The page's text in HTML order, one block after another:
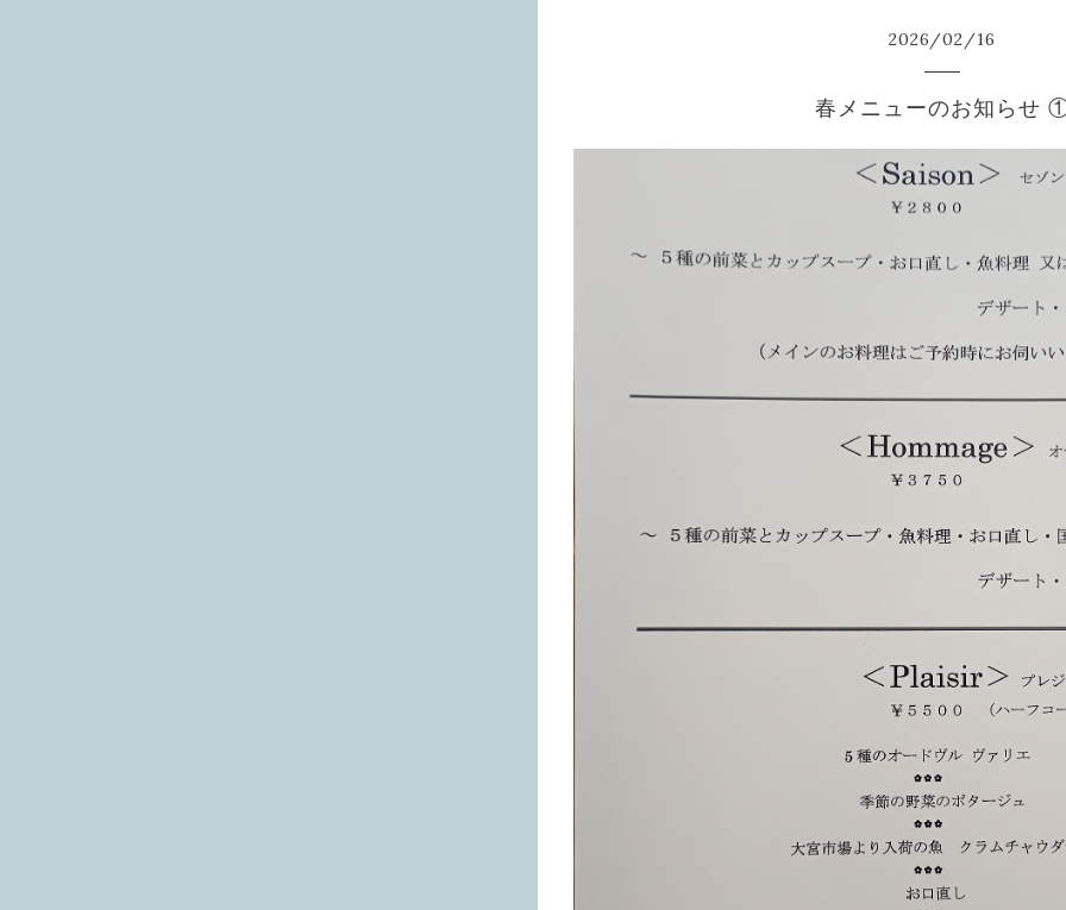
2026/02/16
春メニューのお知らせ